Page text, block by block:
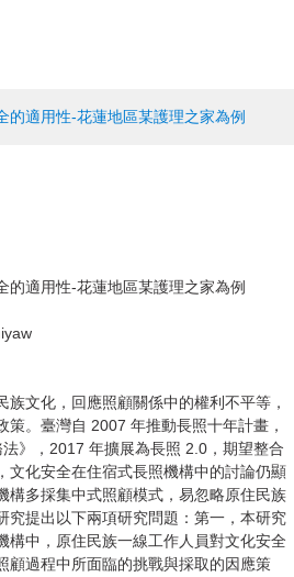
的適用性-花蓮地區某護理之家為例
的適用性-花蓮地區某護理之家為例
文化，回應照顧關係中的權利不平等，
策。臺灣自 2007 年推動長照十年計畫，
》，2017 年擴展為長照 2.0，期望整合
文化安全在住宿式長照機構中的討論仍顯
構多採集中式照顧模式，易忽略原住民族
究提出以下兩項研究問題：第一，本研究
構中，原住民族一線工作人員對文化安全
顧過程中所面臨的挑戰與採取的因應策